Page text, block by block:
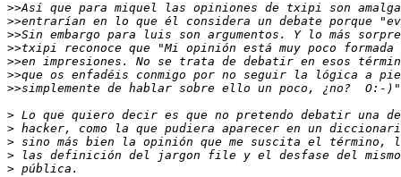
>>
>>
>>
>>
>>
>>
>>
>
>
>
>
>